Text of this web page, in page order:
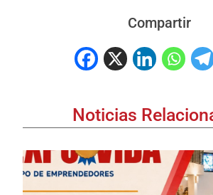
Compartir
Noticias